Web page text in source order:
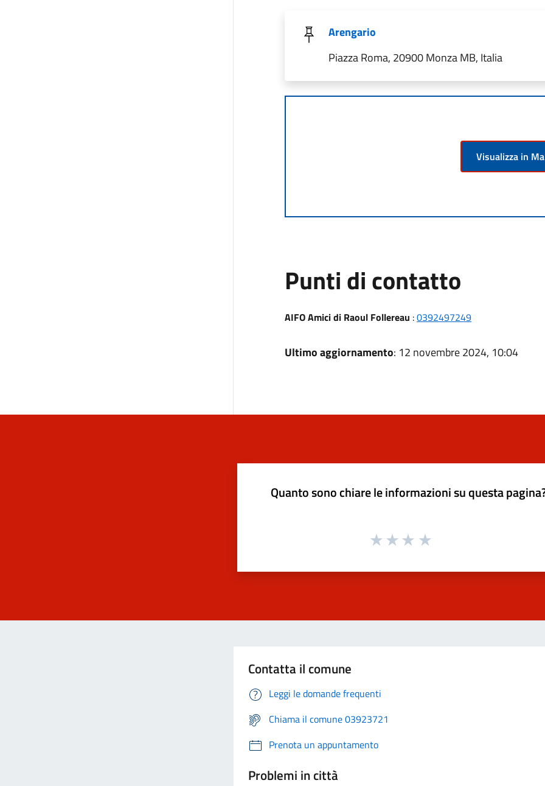
Arengario
Piazza Roma, 20900 Monza MB, Italia
Visualizza in
Punti di contatto
AIFO Amici di Raoul Follereau :0392497249
Ultimo aggiornamento: 12 novembre 2024, 10:04
Quanto sono chiare le informazioni su questa
Contatta il comune
Leggi le domande frequenti
Chiama il comune 03923721
Prenota un appuntamento
Problemi in città